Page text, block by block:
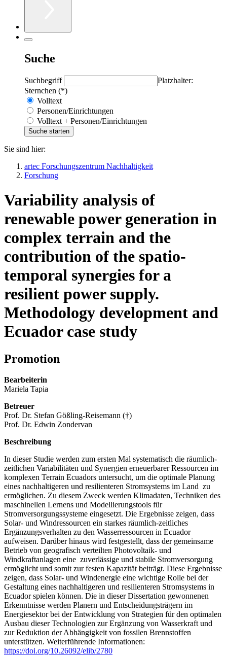
Suche
Suchbegriff
Platzhalter:
Sternchen (*)
Volltext
Personen/Einrichtungen
Volltext + Personen/Einrichtungen
Sie sind hier:
artec Forschungszentrum Nachhaltigkeit
Forschung
Variability analysis of
renewable power generation in
complex terrain and the
contribution of the spatio-
temporal synergies for a
resilient power supply.
Methodology development and
Ecuador case study
Promotion
Bearbeiterin
Mariela Tapia
Betreuer
Prof. Dr. Stefan Gößling-Reisemann (†)
Prof. Dr. Edwin Zondervan
Beschreibung
In dieser Studie werden zum ersten Mal systematisch die räumlich-
zeitlichen Variabilitäten und Synergien erneuerbarer Ressourcen im
komplexen Terrain Ecuadors untersucht, um die optimale Planung
eines nachhaltigeren und resilienteren Stromsystems im Land zu
ermöglichen. Zu diesem Zweck werden Klimadaten, Techniken des
maschinellen Lernens und Modellierungstools für
Stromversorgungssysteme eingesetzt. Die Ergebnisse zeigen, dass
Solar- und Windressourcen ein starkes räumlich-zeitliches
Ergänzungsverhalten zu den Wasserressourcen in Ecuador
aufweisen. Darüber hinaus wird festgestellt, dass der gemeinsame
Betrieb von geografisch verteilten Photovoltaik- und
Windkraftanlagen eine zuverlässige und stabile Stromversorgung
ermöglicht und somit zur festen Kapazität beiträgt. Diese Ergebnisse
zeigen, dass Solar- und Windenergie eine wichtige Rolle bei der
Gestaltung eines nachhaltigeren und resilienteren Stromsystems in
Ecuador spielen können. Die in dieser Dissertation gewonnenen
Erkenntnisse werden Planern und Entscheidungsträgern im
Energiesektor bei der Entwicklung von Strategien für den optimalen
Ausbau dieser Technologien zur Ergänzung von Wasserkraft und
zur Reduktion der Abhängigkeit von fossilen Brennstoffen
unterstützen. Weiterführende Informationen:
https://doi.org/10.26092/elib/2780